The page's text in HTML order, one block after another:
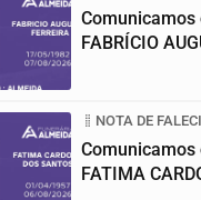
FABRÍCIO
NOTA DE
Comunicamos
FATIMA